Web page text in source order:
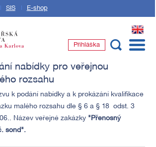
SIS E-shop
EN
Přihláška
nabídky pro veřejnou
rozsahu
k podání nabídky a k prokázání kvalifikace
malého rozsahu dle § 6 a § 18 odst. 3
Název veřejné zakázky "Přenosný
sond".